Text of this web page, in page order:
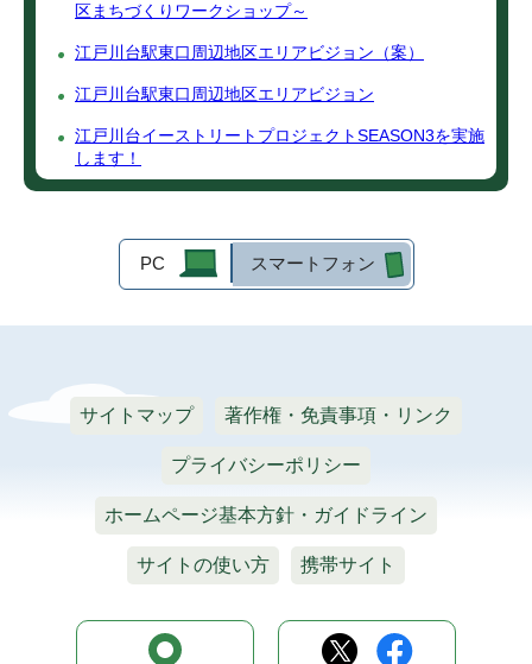
区まちづくりワークショップ～
江戸川台駅東口周辺地区エリアビジョン（案）
江戸川台駅東口周辺地区エリアビジョン
江戸川台イーストリートプロジェクトSEASON3を実施
します！
PC スマートフォン
サイトマップ 著作権・免責事項・リンク
プライバシーポリシー
ホームページ基本方針・ガイドライン
サイトの使い方 携帯サイト